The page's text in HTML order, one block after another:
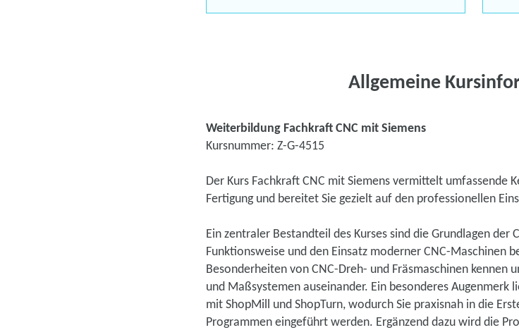
Allgemeine
Weiterbildung Fachkraft CNC mit Siemens
Kursnummer: Z-G-4515
Der Kurs Fachkraft CNC mit Siemens vermittelt umfassende
Fertigung und bereitet Sie gezielt auf den professionellen
Ein zentraler Bestandteil des Kurses sind die Grundlagen der
Funktionsweise und den Einsatz moderner CNC-Maschinen
Besonderheiten von CNC-Dreh- und Fräsmaschinen kennen
und Maßsystemen auseinander. Ein besonderes Augenmerk
mit ShopMill und ShopTurn, wodurch Sie praxisnah in die
Programmen eingeführt werden. Ergänzend dazu wird die